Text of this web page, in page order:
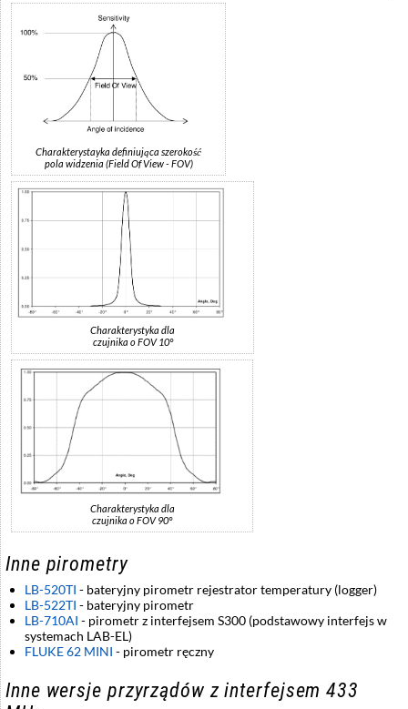
Charakterystayka definiująca szerokość
pola widzenia (Field Of View - FOV)
Charakterystyka dla
czujnika o FOV 10°
Charakterystyka dla
czujnika o FOV 90°
Inne pirometry
LB-520TI - bateryjny pirometr rejestrator temperatury (logger)
LB-522TI - bateryjny pirometr
LB-710AI - pirometr z interfejsem S300 (podstawowy interfejs w
systemach LAB-EL)
FLUKE 62 MINI - pirometr ręczny
Inne wersje przyrządów z interfejsem 433